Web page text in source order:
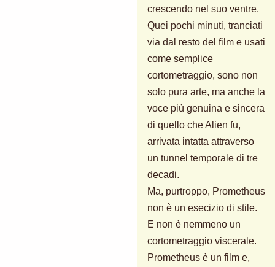
crescendo nel suo ventre.
Quei pochi minuti, tranciati
via dal resto del film e usati
come semplice
cortometraggio, sono non
solo pura arte, ma anche la
voce più genuina e sincera
di quello che Alien fu,
arrivata intatta attraverso
un tunnel temporale di tre
decadi.
Ma, purtroppo, Prometheus
non è un esecizio di stile.
E non è nemmeno un
cortometraggio viscerale.
Prometheus è un film e,